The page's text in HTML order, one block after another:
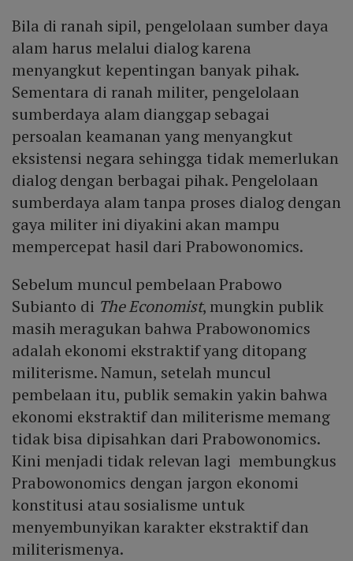
Bila di ranah sipil, pengelolaan sumber daya
alam harus melalui dialog karena
menyangkut kepentingan banyak pihak.
Sementara di ranah militer, pengelolaan
sumberdaya alam dianggap sebagai
persoalan keamanan yang menyangkut
eksistensi negara sehingga tidak memerlukan
dialog dengan berbagai pihak. Pengelolaan
sumberdaya alam tanpa proses dialog dengan
gaya militer ini diyakini akan mampu
mempercepat hasil dari Prabowonomics.
Sebelum muncul pembelaan Prabowo
Subianto di The Economist, mungkin publik
masih meragukan bahwa Prabowonomics
adalah ekonomi ekstraktif yang ditopang
militerisme. Namun, setelah muncul
pembelaan itu, publik semakin yakin bahwa
ekonomi ekstraktif dan militerisme memang
tidak bisa dipisahkan dari Prabowonomics.
Kini menjadi tidak relevan lagi membungkus
Prabowonomics dengan jargon ekonomi
konstitusi atau sosialisme untuk
menyembunyikan karakter ekstraktif dan
militerismenya.